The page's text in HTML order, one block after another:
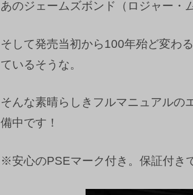
あのジェームズボンド（ ロジャー・
そして発売当初から100年殆ど変わ
ているそうな。
そんな素晴らしきフルマニュアルの
備中です！
※安心のPSEマーク付き。保証付き